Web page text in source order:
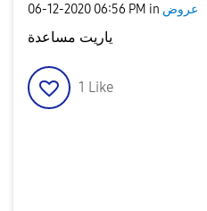
‎06-12-2020 06:56 PM in عروض
ياريت مساعدة
1 Like